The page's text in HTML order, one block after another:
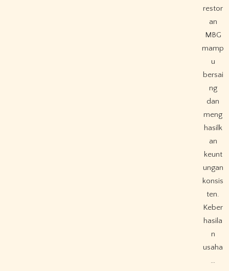
restor
an
MBG
mamp
u
bersai
ng
dan
meng
hasilk
an
keunt
ungan
konsis
ten.
Keber
hasila
n
usaha
…